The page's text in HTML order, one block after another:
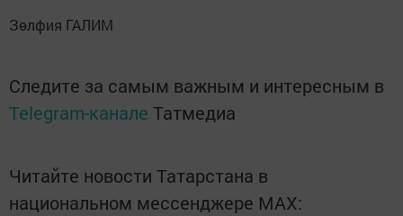
Зөлфия ГАЛИМ
Следите за самым важным и интересным в
Telegram-канале Татмедиа
Читайте новости Татарстана в
национальном мессенджере MАХ: